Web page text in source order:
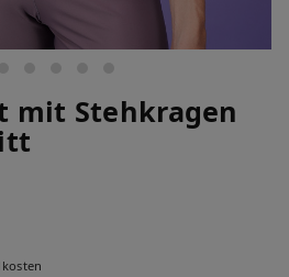
mit Stehkragen